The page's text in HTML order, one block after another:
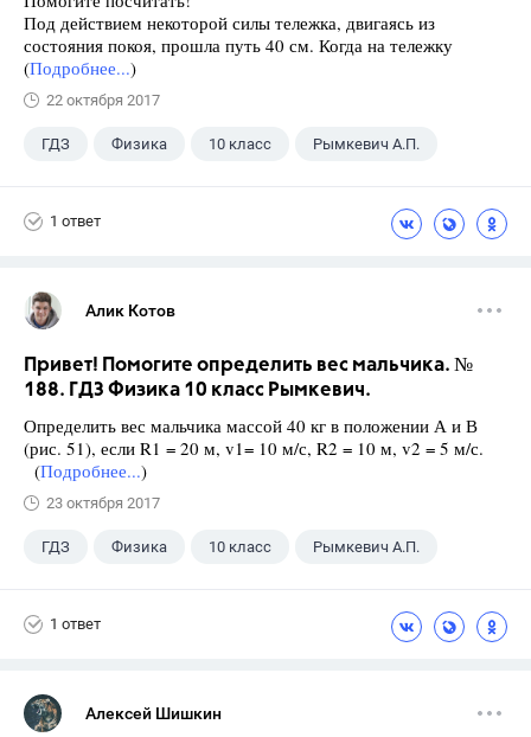
Под действием некоторой силы тележка, двигаясь из
состояния покоя, прошла путь 40 см. Когда на тележку
(Подробнее...)
22 октября 2017
ГДЗ Физика 10 класс Рымкевич А.П.
1 ответ
Алик Котов
Привет! Помогите определить вес мальчика. №
188. ГДЗ Физика 10 класс Рымкевич.
Определить вес мальчика массой 40 кг в положении А и В
(рис. 51), если R1 = 20 м, v1= 10 м/с, R2 = 10 м, v2 = 5 м/с.
(Подробнее...)
23 октября 2017
ГДЗ Физика 10 класс Рымкевич А.П.
1 ответ
Алексей Шишкин